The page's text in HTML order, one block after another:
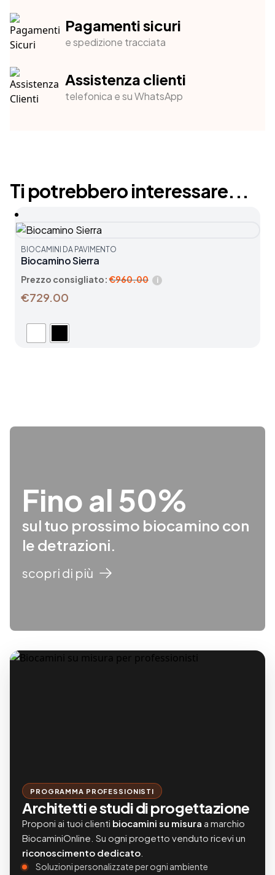
Pagamenti sicuri
e spedizione tracciata
Assistenza clienti
telefonica e su WhatsApp
Ti potrebbero interessare...
BIOCAMINI DA PAVIMENTO
Biocamino Sierra
Prezzo consigliato:€960.00 i
€729.00
Fino al 50%
sul tuo prossimo biocamino con
le detrazioni.
scopri di più
PROGRAMMA PROFESSIONISTI
Architetti e studi di progettazione
Proponi ai tuoi clienti biocamini su misura a marchio
BiocaminiOnline. Su ogni progetto venduto ricevi un
riconoscimento dedicato
Soluzioni personalizzate per ogni ambiente